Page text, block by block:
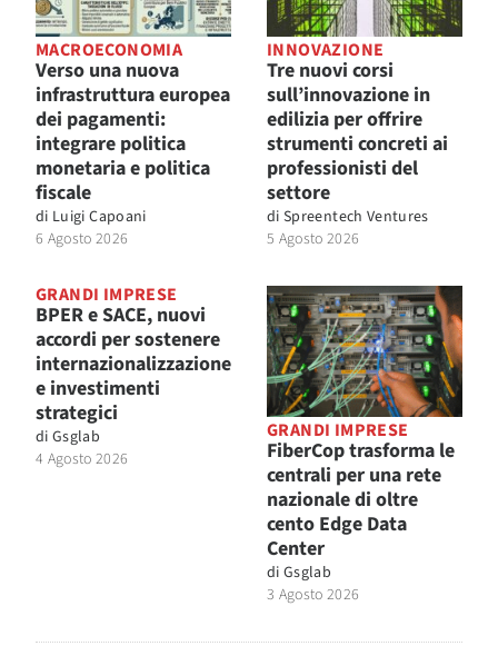
MACROECONOMIA
Verso una nuova
infrastruttura europea
dei pagamenti:
integrare politica
monetaria e politica
fiscale
di Luigi Capoani
6 Agosto 2026
INNOVAZIONE
Tre nuovi corsi
sull’innovazione in
edilizia per offrire
strumenti concreti ai
professionisti del
settore
di Spreentech Ventures
5 Agosto 2026
GRANDI IMPRESE
BPER e SACE, nuovi
accordi per sostenere
internazionalizzazione
e investimenti
strategici
di Gsglab
4 Agosto 2026
GRANDI IMPRESE
FiberCop trasforma le
centrali per una rete
nazionale di oltre
cento Edge Data
Center
di Gsglab
3 Agosto 2026